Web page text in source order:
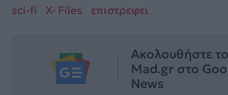
sci-fi X- Files επιστρεφει
Ακολουθήστε το
Mad.gr στο
News